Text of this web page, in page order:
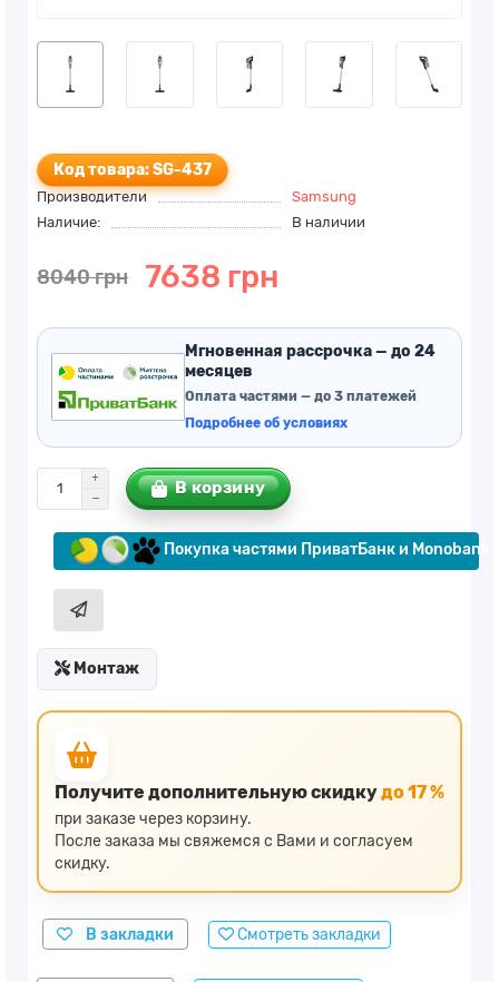
Код товара: SG-437
Производители
Samsung
Наличие:
В наличии
8040 грн 7638 грн
Мгновенная рассрочка — до 24
месяцев
Оплата частями — до 3 платежей
Подробнее об условиях
В корзину
Покупка частями ПриватБанк и Monobank
Монтаж
Получите дополнительную скидкудо 17 %
при заказе через корзину.
После заказа мы свяжемся с Вами и согласуем
скидку.
В закладки Смотреть закладки